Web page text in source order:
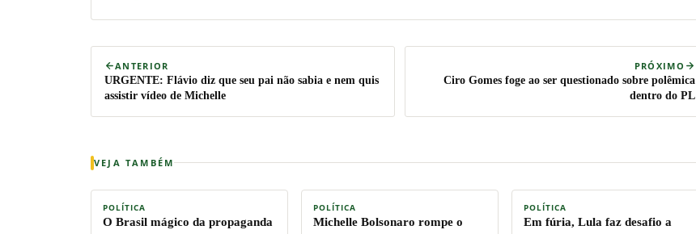
ANTERIOR
URGENTE: Flávio diz que seu pai não sabia e nem quis
assistir vídeo de Michelle
PRÓXIMO
Ciro Gomes foge ao ser questionado sobre polêmica
dentro do PL
VEJA TAMBÉM
POLÍTICA
O Brasil mágico da propaganda
POLÍTICA
Michelle Bolsonaro rompe o
POLÍTICA
Em fúria, Lula faz desafio a